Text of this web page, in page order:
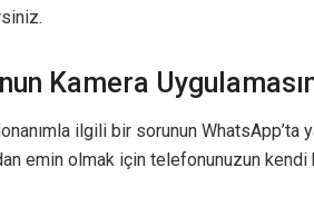
Kamera
ilgili bir sorunun WhatsApp’ta
emin olmak için telefonunuzun